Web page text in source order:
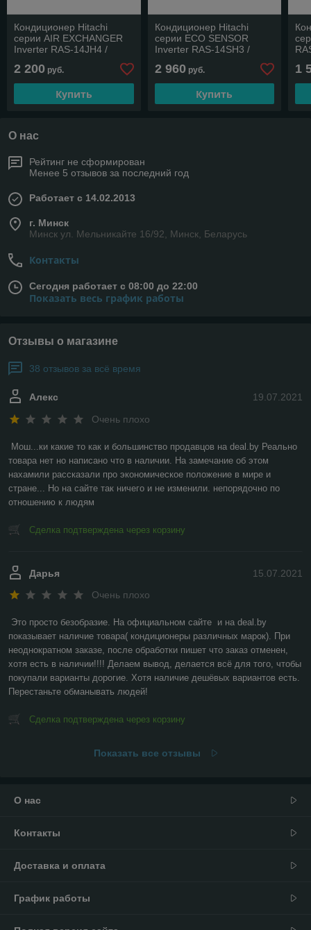
Кондиционер Hitachi
серии AIR EXCHANGER
Inverter RAS-14JH4 /
2 200 руб.
Купить
Кондиционер Hitachi
серии ECO SENSOR
Inverter RAS-14SH3 /
2 960руб.
Купить
1
О нас
Рейтинг не сформирован
Менее 5 отзывов за последний год
Работает с 14.02.2013
г. Минск
Минск ул. Мельникайте 16/92, Минск, Беларусь
Контакты
Сегодня работает с 08:00 до 22:00
Показать весь график работы
Отзывы о магазине
38 отзывов за всё время
19.07.2021
Алекс
Очень плохо
Мош...ки какие то как и большинство продавцов на deal.by Реально
товара нет но написано что в наличии. На замечание об этом
нахамили рассказали про экономическое положение в мире и
стране... Но на сайте так ничего и не изменили. непорядочно по
отношению к людям
Сделка подтверждена через корзину
15.07.2021
Дарья
Очень плохо
Это просто безобразие. На официальном сайте  и на deal.by
показывает наличие товара( кондиционеры различных марок). При
неоднократном заказе, после обработки пишет что заказ отменен,
хотя есть в наличии!!!! Делаем вывод, делается всё для того, чтобы
покупали варианты дорогие. Хотя наличие дешёвых вариантов есть.
Перестаньте обманывать людей!
Сделка подтверждена через корзину
Показать все отзывы
О нас
Контакты
Доставка и оплата
График работы